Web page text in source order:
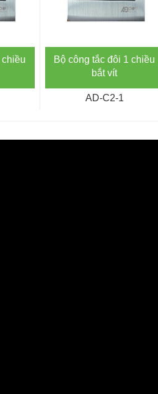
chiều
Bộ công tắc đôi 1 chiều
bắt vít
AD-C2-1